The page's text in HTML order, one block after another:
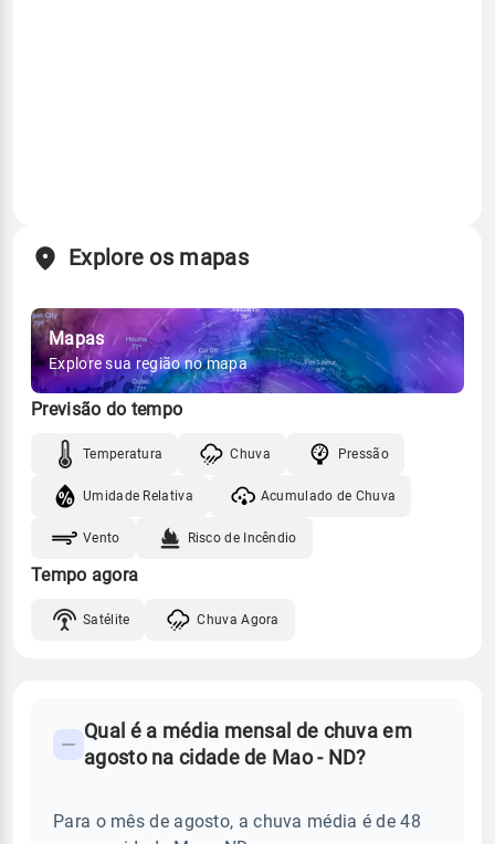
Explore os mapas
Mapas
Explore sua região no mapa
Previsão do tempo
Temperatura Chuva Pressão
Umidade Relativa Acumulado de Chuva
Vento Risco de Incêndio
Tempo agora
Satélite Chuva Agora
Perguntas
sobre
Qual é a média mensal de chuva em
agosto na cidade de Mao - ND?
Para o mês de agosto, a chuva média é de 48